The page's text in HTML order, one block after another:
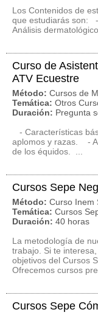
Los Contenidos de
que estudiarás son:
Análisis
Curso de
ATV Ecuestre
Método: Cursos de
Temática: Otros
Duración: Pregunta
- Características
aplomos y razas. -
de los équidos. ...
Cursos Sepe
Método: Curso Inem
Temática: Cursos
Duración: 40 horas
La metodología de
trabajo. Si te
objetivos del Cursos
Ofrecemos cursos
Cursos Sepe